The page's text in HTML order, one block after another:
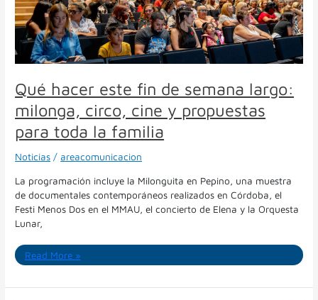
Qué hacer este fin de semana largo:
milonga, circo, cine y propuestas
para toda la familia
Noticias / areacomunicacion
La programación incluye la Milonguita en Pepino, una muestra
de documentales contemporáneos realizados en Córdoba, el
Festi Menos Dos en el MMAU, el concierto de Elena y la Orquesta
Lunar,
largo:
milonga,
circo,
cine
y
para
toda
la
familia
Read More »